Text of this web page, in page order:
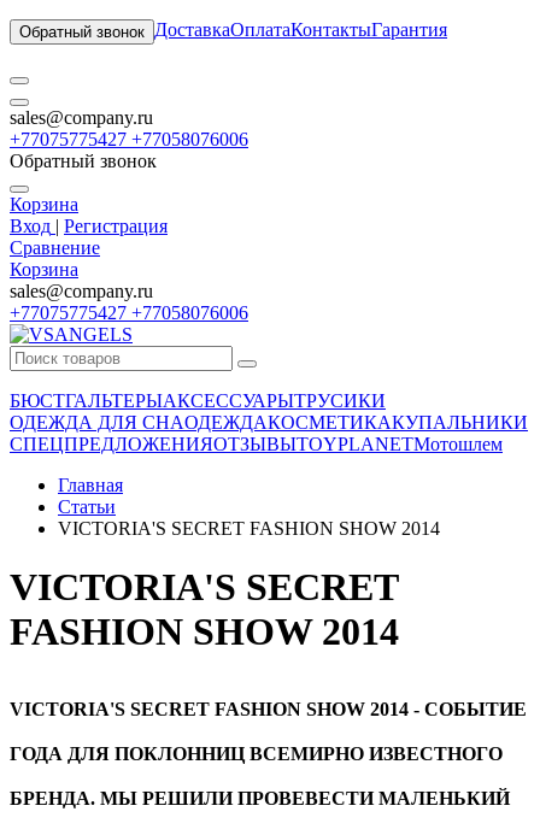
Обратный звонок ДоставкаОплатаКонтактыГарантия
sales@company.ru
+77075775427 +77058076006
Обратный звонок
Корзина
Вход | Регистрация
Сравнение
Корзина
sales@company.ru
+77075775427 +77058076006
БЮСТГАЛЬТЕРЫАКСЕССУАРЫТРУСИКИ
ОДЕЖДА ДЛЯ СНАОДЕЖДАКОСМЕТИКАКУПАЛЬНИКИ
СПЕЦПРЕДЛОЖЕНИЯОТЗЫВЫTOYPLANETМотошлем
Главная
Статьи
VICTORIA'S SECRET FASHION SHOW 2014
VICTORIA'S SECRET
FASHION SHOW 2014
VICTORIA'S SECRET FASHION SHOW 2014 - СОБЫТИЕ
ГОДА ДЛЯ ПОКЛОННИЦ ВСЕМИРНО ИЗВЕСТНОГО
БРЕНДА. МЫ РЕШИЛИ ПРОВЕВЕСТИ МАЛЕНЬКИЙ